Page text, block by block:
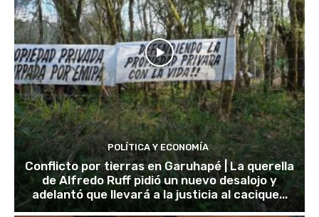
POLÍTICA Y ECONOMÍA
Conflicto por tierras en Garuhapé | La querella
de Alfredo Ruff pidió un nuevo desalojo y
adelantó que llevará a la justicia al cacique...